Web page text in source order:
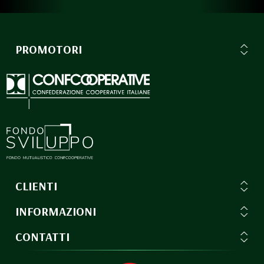
PROMOTORI
CLIENTI
INFORMAZIONI
CONTATTI